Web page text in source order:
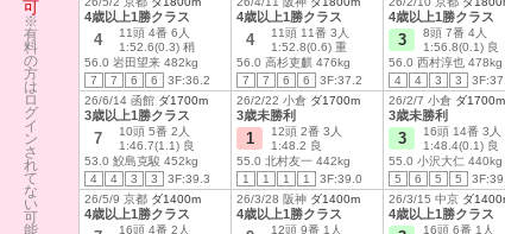
可
※
有
料
の
方
は
ロ
グ
イ
ン
さ
れ
て
な
い
可
能
4歳以上1勝クラス
4
11頭 4番 6人
1:52.6(0.3) 稍
56.0 岩田望来 482kg
7
7 6 6 3F:36.2
4歳以上1勝クラス
4
11頭 11番 3人
1:52.8(0.6) 重
56.0 高杉吏麒 476kg
7
7 6 6 3F:37.2
4歳以上1勝クラス
3
8頭 7番 4人
1:56.8(0.1) 良
56.0 西村淳也 478kg
4
4 3 3
26/6/14 函館 ダ1700m
3歳以上1勝クラス
7
10頭 5番 2人
1:46.7(1.1) 良
53.0 鮫島克駿 452kg
4
4 3 3 3F:39.3
26/2/22 小倉 ダ1700m
3歳未勝利
1
12頭 2番 3人
1:48.2 良
55.0 北村友一 442kg
1
1 1 1 3F:39.0
26/2/7 小倉 ダ1700m
3歳未勝利
3
16頭 14番 3人
1:48.4(0.1) 良
55.0 小沢大仁 440kg
5
6 5 5
26/5/9 京都 ダ1400m
4歳以上1勝クラス
16頭 4番 2人
26/3/28 阪神 ダ1400m
4歳以上1勝クラス
12頭 9番 1人
26/3/15 中京 ダ
4歳以上1勝クラス
16頭 6番 1人